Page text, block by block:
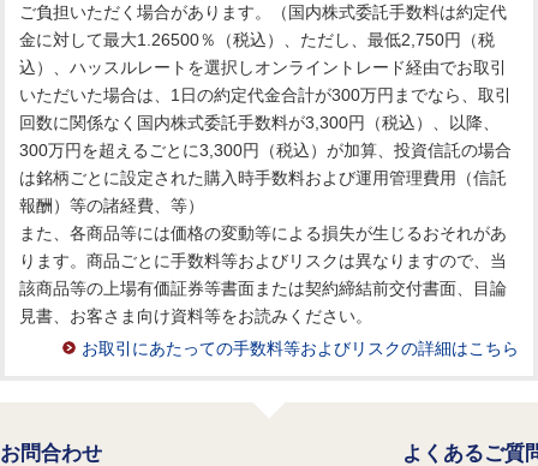
ご負担いただく場合があります。（国内株式委託手数料は約定代
金に対して最大1.26500％（税込）、ただし、最低2,750円（税
込）、ハッスルレートを選択しオンライントレード経由でお取引
いただいた場合は、1日の約定代金合計が300万円までなら、取引
回数に関係なく国内株式委託手数料が3,300円（税込）、以降、
300万円を超えるごとに3,300円（税込）が加算、投資信託の場合
は銘柄ごとに設定された購入時手数料および運用管理費用（信託
報酬）等の諸経費、等）
また、各商品等には価格の変動等による損失が生じるおそれがあ
ります。商品ごとに手数料等およびリスクは異なりますので、当
該商品等の上場有価証券等書面または契約締結前交付書面、目論
見書、お客さま向け資料等をお読みください。
お取引にあたっての手数料等およびリスクの詳細はこちら
お問合わせ よくあるご質